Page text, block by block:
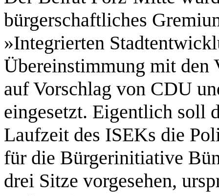
bürgerschaftliches
»Integrierten
Übereinstimmung mit den
auf Vorschlag von CDU
eingesetzt. Eigentlich soll
Laufzeit des ISEKs die
für die Bürgerinitiative
drei Sitze vorgesehen,